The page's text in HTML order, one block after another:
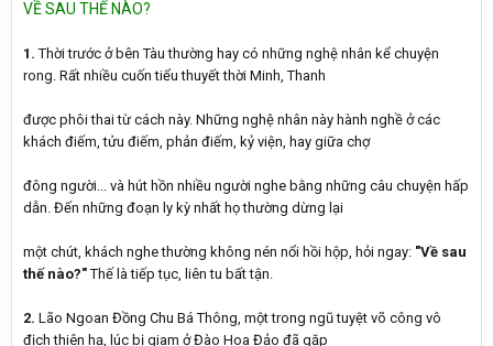
VỀ SAU THẾ NÀO?
1. Thời trước ở bên Tàu thường hay có những nghệ nhân kể chuyện
rong. Rất nhiều cuốn tiểu thuyết thời Minh, Thanh
được phôi thai từ cách này. Những nghệ nhân này hành nghề ở các
khách điếm, tửu điếm, phản điếm, kỷ viện, hay giữa chợ
đông người... và hút hồn nhiều người nghe bằng những câu chuyện hấp
dẫn. Đến những đoạn ly kỳ nhất họ thường dừng lại
một chút, khách nghe thường không nén nổi hồi hộp, hỏi ngay: "Về sau
thế nào?"Thế là tiếp tục, liên tu bất tận.
2. Lão Ngoan Đồng Chu Bá Thông, một trong ngũ tuyệt võ công vô
địch thiên hạ, lúc bị giam ở Đào Hoa Đảo đã gặp